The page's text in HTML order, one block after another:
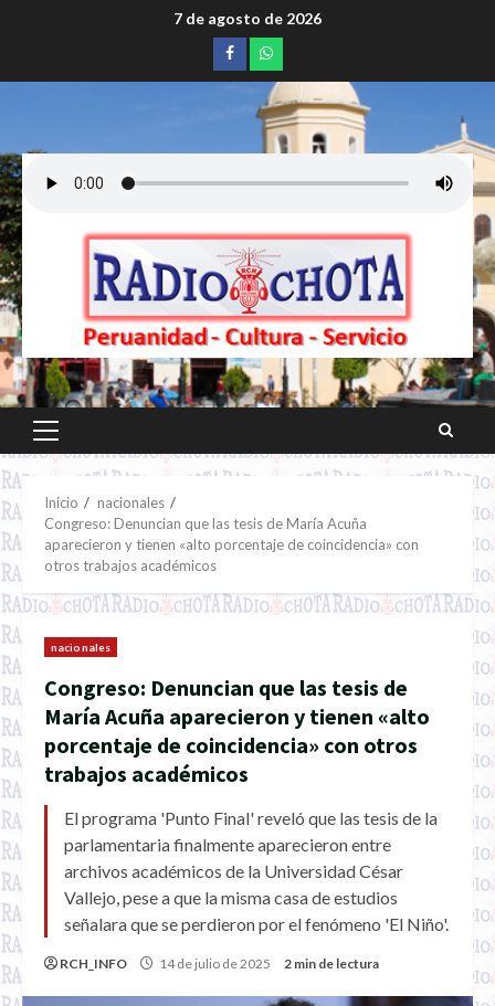
7 de agosto de 2026
Facebookwhatsapp
Menú
principal
Inicio
nacionales
Congreso: Denuncian que las tesis de María Acuña
aparecieron y tienen «alto porcentaje de coincidencia» con
otros trabajos académicos
nacionales
Congreso: Denuncian que las tesis de
María Acuña aparecieron y tienen «alto
porcentaje de coincidencia» con otros
trabajos académicos
El programa 'Punto Final' reveló que las tesis de la
parlamentaria finalmente aparecieron entre
archivos académicos de la Universidad César
Vallejo, pese a que la misma casa de estudios
señalara que se perdieron por el fenómeno 'El Niño'.
RCH_INFO 14 de julio de 2025 2 min de lectura